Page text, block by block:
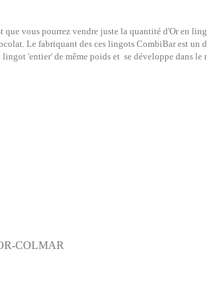
que vous pourrez vendre juste la quantité d'Or en
Le fabriquant des ces lingots CombiBar est
'entier' de même poids et se développe dans le
COLMAR